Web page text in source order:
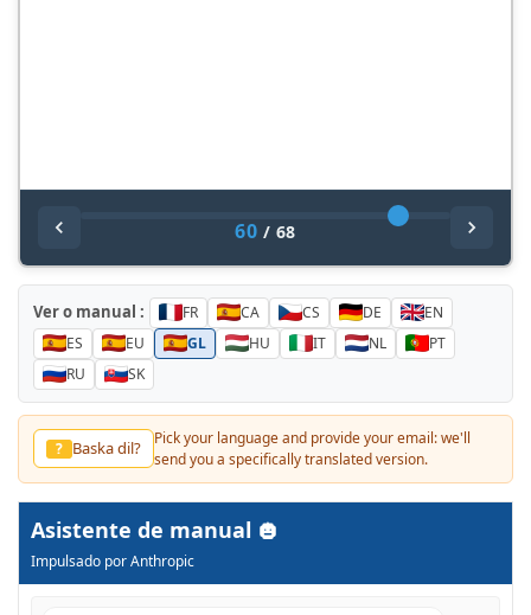
60 / 68
Ver o manual : FR CA CS DE
EN
ES
EU GL HU IT NL
PT
RU
SK
? Baska dil?
Pick your language and provide your email: we'll
send you a specifically translated version.
Asistente de manual
Impulsado por Anthropic